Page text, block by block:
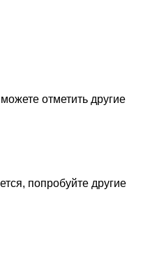
отметить другие
попробуйте другие